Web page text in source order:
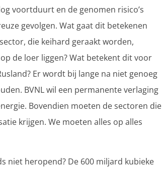
voortduurt en de genomen risico’s
gevolgen. Wat gaat dit betekenen
die keihard geraakt worden,
de loer liggen? Wat betekent dit voor
Er wordt bij lange na niet genoeg
BVNL wil een permanente verlaging
Bovendien moeten de sectoren die
krijgen. We moeten alles op alles
niet heropend? De 600 miljard kubieke